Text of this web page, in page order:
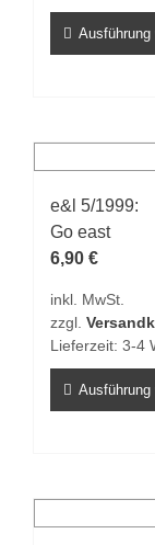
gewählt
werden
Ausführung
Varianten
auf.
Die
Optionen
auf
der
gewählt
werden
e&l 5/1999:
Go east
6,90 €
inkl. MwSt.
zzgl.
Lieferzeit: 3-4
Ausführung
Varianten